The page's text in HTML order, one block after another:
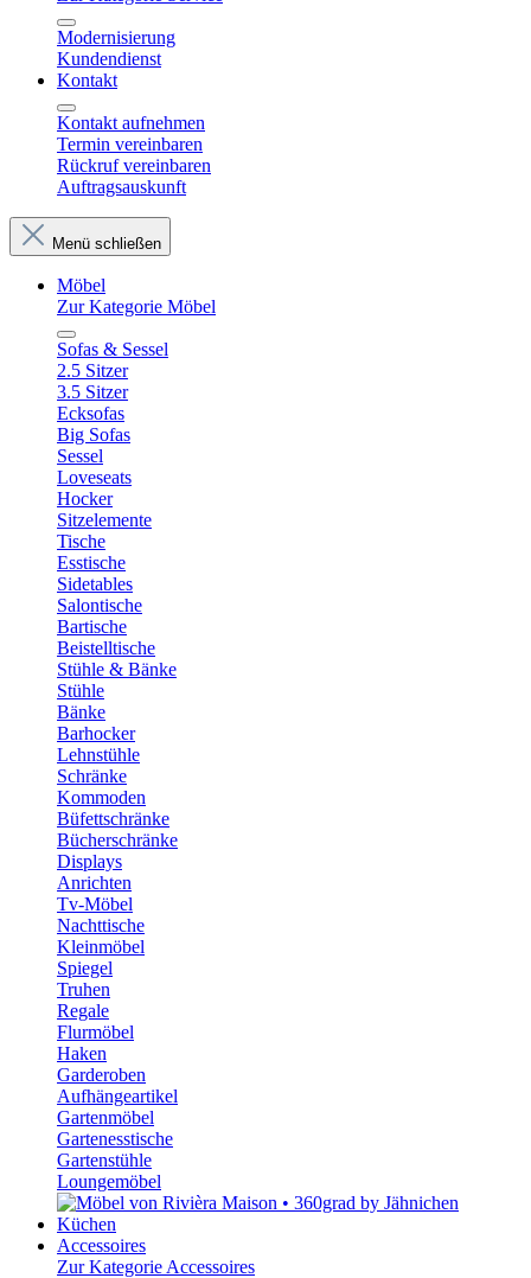
Modernisierung
Kundendienst
Kontakt
Kontakt aufnehmen
Termin vereinbaren
Rückruf vereinbaren
Auftragsauskunft
Menü schließen
Möbel
Zur Kategorie Möbel
Sofas & Sessel
2.5 Sitzer
3.5 Sitzer
Ecksofas
Big Sofas
Sessel
Loveseats
Hocker
Sitzelemente
Tische
Esstische
Sidetables
Salontische
Bartische
Beistelltische
Stühle & Bänke
Stühle
Bänke
Barhocker
Lehnstühle
Schränke
Kommoden
Büfettschränke
Bücherschränke
Displays
Anrichten
Tv-Möbel
Nachttische
Kleinmöbel
Spiegel
Truhen
Regale
Flurmöbel
Haken
Garderoben
Aufhängeartikel
Gartenmöbel
Gartenesstische
Gartenstühle
Loungemöbel
Küchen
Accessoires
Zur Kategorie Accessoires